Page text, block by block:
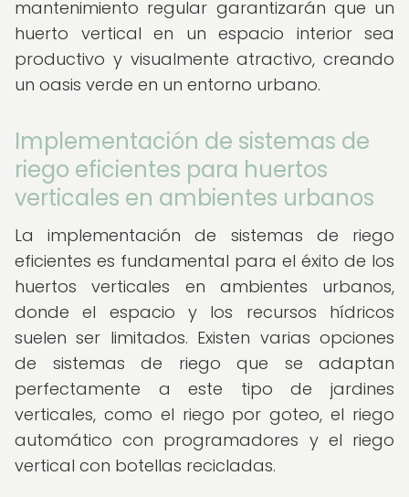
mantenimiento regular garantizarán que un
huerto vertical en un espacio interior sea
productivo y visualmente atractivo, creando
un oasis verde en un entorno urbano.
Implementación de sistemas de
riego eficientes para huertos
verticales en ambientes urbanos
La implementación de sistemas de riego
eficientes es fundamental para el éxito de los
huertos verticales en ambientes urbanos,
donde el espacio y los recursos hídricos
suelen ser limitados. Existen varias opciones
de sistemas de riego que se adaptan
perfectamente a este tipo de jardines
verticales, como el riego por goteo, el riego
automático con programadores y el riego
vertical con botellas recicladas.